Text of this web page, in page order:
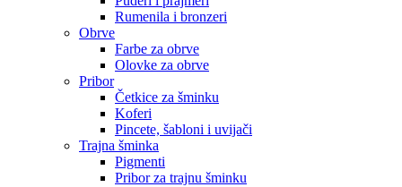
Rumenila i bronzeri
Obrve
Farbe za obrve
Olovke za obrve
Pribor
Četkice za šminku
Koferi
Pincete, šabloni i uvijači
Trajna šminka
Pigmenti
Pribor za trajnu šminku